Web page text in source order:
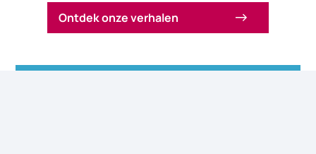
Ontdek onze verhalen